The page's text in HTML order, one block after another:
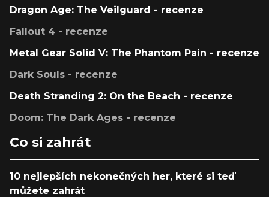
Dragon Age: The Veilguard - recenze
Fallout 4 - recenze
Metal Gear Solid V: The Phantom Pain - recenze
Dark Souls - recenze
Death Stranding 2: On the Beach - recenze
Doom: The Dark Ages - recenze
Co si zahrát
10 nejlepších nekonečných her, které si teď
můžete zahrát